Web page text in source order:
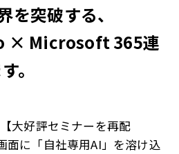
突破する、
× Microsoft 365連
。
大好評セミナーを再配
面に「自社専用AI」を溶け込